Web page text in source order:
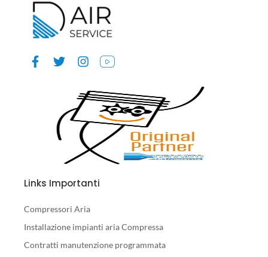
Links Importanti
Compressori Aria
Installazione impianti aria Compressa
Contratti manutenzione programmata